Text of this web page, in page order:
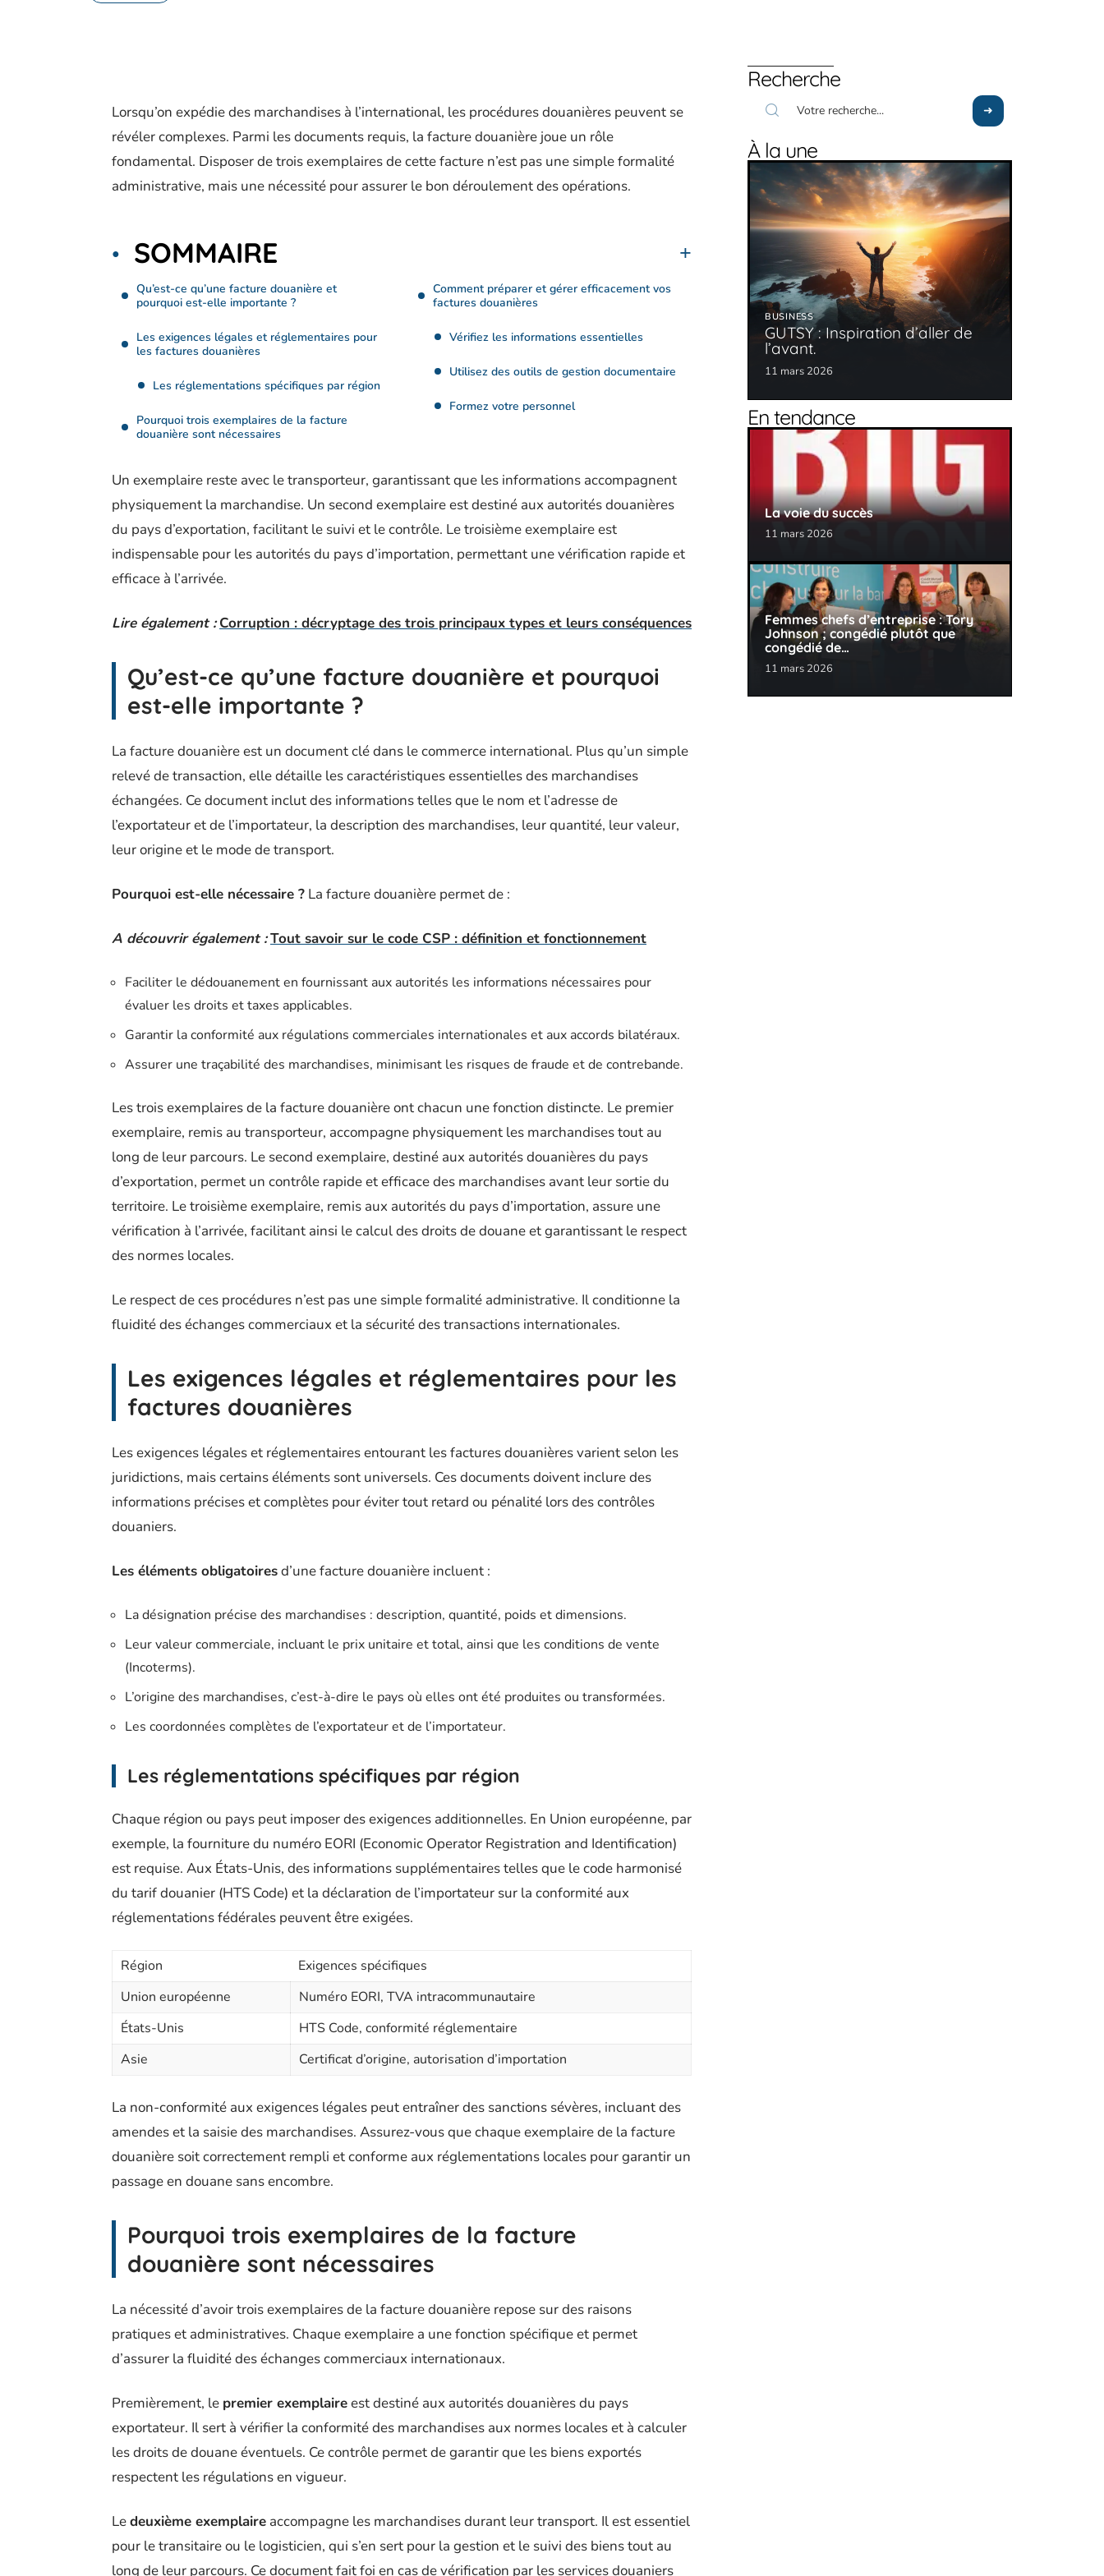
Lorsqu’on expédie des marchandises à l’international, les procédures douanières peuvent se
révéler complexes. Parmi les documents requis, la facture douanière joue un rôle
fondamental. Disposer de trois exemplaires de cette facture n’est pas une simple formalité
administrative, mais une nécessité pour assurer le bon déroulement des opérations.
SOMMAIRE
Qu’est-ce qu’une facture douanière et
pourquoi est-elle importante ?
Les exigences légales et réglementaires pour
les factures douanières
Les réglementations spécifiques par région
Pourquoi trois exemplaires de la facture
douanière sont nécessaires
Comment préparer et gérer efficacement vos
factures douanières
Vérifiez les informations essentielles
Utilisez des outils de gestion documentaire
Formez votre personnel
Un exemplaire reste avec le transporteur, garantissant que les informations accompagnent
physiquement la marchandise. Un second exemplaire est destiné aux autorités douanières
du pays d’exportation, facilitant le suivi et le contrôle. Le troisième exemplaire est
indispensable pour les autorités du pays d’importation, permettant une vérification rapide et
efficace à l’arrivée.
Lire également : Corruption : décryptage des trois principaux types et leurs conséquences
Qu’est-ce qu’une facture douanière et pourquoi
est-elle importante ?
La facture douanière est un document clé dans le commerce international. Plus qu’un simple
relevé de transaction, elle détaille les caractéristiques essentielles des marchandises
échangées. Ce document inclut des informations telles que le nom et l’adresse de
l’exportateur et de l’importateur, la description des marchandises, leur quantité, leur valeur,
leur origine et le mode de transport.
Pourquoi est-elle nécessaire ? La facture douanière permet de :
A découvrir également :Tout savoir sur le code CSP : définition et fonctionnement
Faciliter le dédouanement en fournissant aux autorités les informations nécessaires pour
évaluer les droits et taxes applicables.
Garantir la conformité aux régulations commerciales internationales et aux accords bilatéraux.
Assurer une traçabilité des marchandises, minimisant les risques de fraude et de contrebande.
Les trois exemplaires de la facture douanière ont chacun une fonction distincte. Le premier
exemplaire, remis au transporteur, accompagne physiquement les marchandises tout au
long de leur parcours. Le second exemplaire, destiné aux autorités douanières du pays
d’exportation, permet un contrôle rapide et efficace des marchandises avant leur sortie du
territoire. Le troisième exemplaire, remis aux autorités du pays d’importation, assure une
vérification à l’arrivée, facilitant ainsi le calcul des droits de douane et garantissant le respect
des normes locales.
Le respect de ces procédures n’est pas une simple formalité administrative. Il conditionne la
fluidité des échanges commerciaux et la sécurité des transactions internationales.
Les exigences légales et réglementaires pour les
factures douanières
Les exigences légales et réglementaires entourant les factures douanières varient selon les
juridictions, mais certains éléments sont universels. Ces documents doivent inclure des
informations précises et complètes pour éviter tout retard ou pénalité lors des contrôles
douaniers.
Les éléments obligatoiresd’une facture douanière incluent :
La désignation précise des marchandises : description, quantité, poids et dimensions.
Leur valeur commerciale, incluant le prix unitaire et total, ainsi que les conditions de vente
(Incoterms).
L’origine des marchandises, c’est-à-dire le pays où elles ont été produites ou transformées.
Les coordonnées complètes de l’exportateur et de l’importateur.
Les réglementations spécifiques par région
Chaque région ou pays peut imposer des exigences additionnelles. En Union européenne, par
exemple, la fourniture du numéro EORI (Economic Operator Registration and Identification)
est requise. Aux États-Unis, des informations supplémentaires telles que le code harmonisé
du tarif douanier (HTS Code) et la déclaration de l’importateur sur la conformité aux
réglementations fédérales peuvent être exigées.
Région
Exigences spécifiques
Union européenne
Numéro EORI, TVA intracommunautaire
États-Unis
HTS Code, conformité réglementaire
Asie
Certificat d’origine, autorisation d’importation
La non-conformité aux exigences légales peut entraîner des sanctions sévères, incluant des
amendes et la saisie des marchandises. Assurez-vous que chaque exemplaire de la facture
douanière soit correctement rempli et conforme aux réglementations locales pour garantir un
passage en douane sans encombre.
Pourquoi trois exemplaires de la facture
douanière sont nécessaires
La nécessité d’avoir trois exemplaires de la facture douanière repose sur des raisons
pratiques et administratives. Chaque exemplaire a une fonction spécifique et permet
d’assurer la fluidité des échanges commerciaux internationaux.
Premièrement, le premier exemplaireest destiné aux autorités douanières du pays
exportateur. Il sert à vérifier la conformité des marchandises aux normes locales et à calculer
les droits de douane éventuels. Ce contrôle permet de garantir que les biens exportés
respectent les régulations en vigueur.
Ledeuxième exemplaire accompagne les marchandises durant leur transport. Il est essentiel
pour le transitaire ou le logisticien, qui s’en sert pour la gestion et le suivi des biens tout au
long de leur parcours. Ce document fait foi en cas de vérification par les services douaniers
Recherche
À la une
BUSINESS
GUTSY : Inspiration d’aller de
l’avant.
11 mars 2026
En tendance
La voie du succès
11 mars 2026
Femmes chefs d’entreprise : Tory
Johnson ; congédié plutôt que
congédié de…
11 mars 2026